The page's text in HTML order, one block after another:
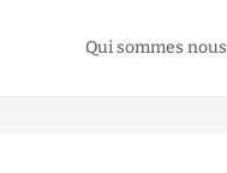
Qui sommes nous